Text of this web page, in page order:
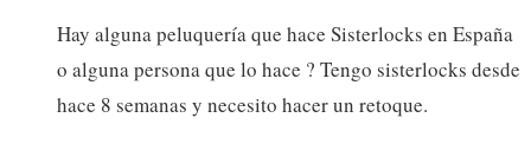
Hay alguna peluquería que hace Sisterlocks en España
o alguna persona que lo hace ? Tengo sisterlocks desde
hace 8 semanas y necesito hacer un retoque.